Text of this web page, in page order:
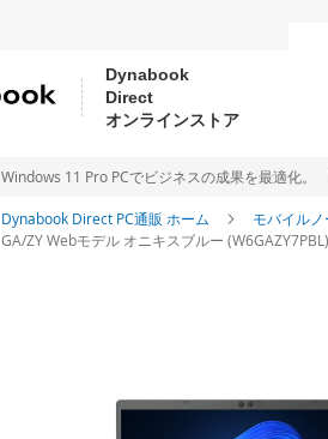
Dynabook
Direct
オンラインストア
Windows 11 Pro PCでビジネスの成果を最適化
Dynabook Direct PC通販 ホーム モバイル
GA/ZY Webモデル オニキスブルー